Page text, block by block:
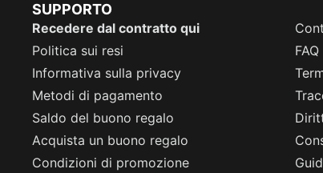
SUPPORTO
Recedere dal contratto qui
Politica sui resi
FAQ
Informativa sulla privacy
Metodi di pagamento
Saldo del buono regalo
Acquista un buono regalo
Condizioni di promozione